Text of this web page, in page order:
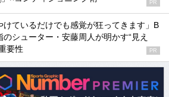
PR
けているだけでも感覚が狂ってきます」B
のシューター・安藤周人が明かす“見え
要性
PR